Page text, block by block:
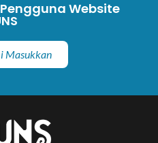
Website
Masukkan